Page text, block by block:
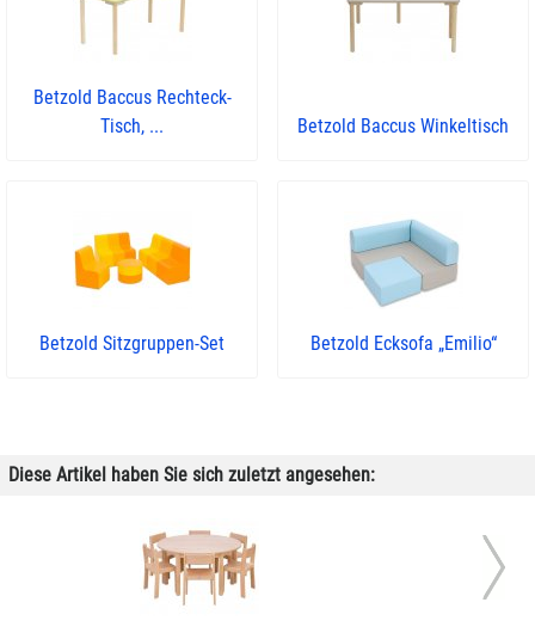
Betzold Baccus Rechteck-
Tisch, ...
Betzold Baccus Winkeltisch
Betzold Sitzgruppen-Set Betzold Ecksofa „Emilio“
Diese Artikel haben Sie sich zuletzt angesehen: